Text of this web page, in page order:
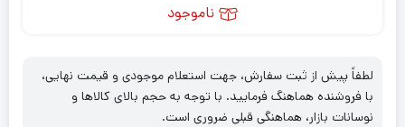
ناموجود
لطفاً پیش از ثبت سفارش، جهت استعلام موجودی و قیمت نهایی،
با فروشنده هماهنگ فرمایید. با توجه به حجم بالای کالاها و
نوسانات بازار، هماهنگی قبلی ضروری است.